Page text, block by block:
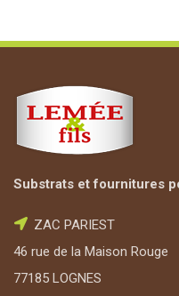
Substrats et fournitures
ZAC PARIEST
46 rue de la Maison Rouge
77185 LOGNES